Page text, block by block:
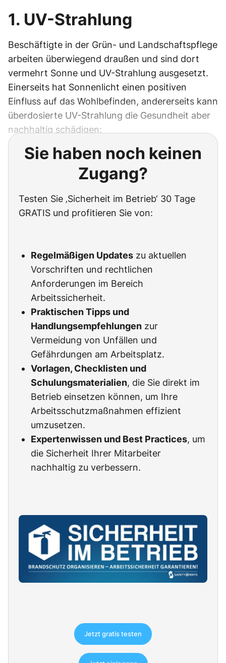
1. UV-Strahlung
Beschäftigte in der Grün- und Landschaftspflege
arbeiten überwiegend draußen und sind dort
vermehrt Sonne und UV-Strahlung ausgesetzt.
Einerseits hat Sonnenlicht einen positiven
Einfluss auf das Wohlbefinden, andererseits kann
überdosierte UV-Strahlung die Gesundheit aber
nachhaltig schädigen:
Sie haben noch keinen
Zugang?
Testen Sie ‚Sicherheit im Betrieb‘ 30 Tage
GRATIS und profitieren Sie von:
Regelmäßigen Updates zu aktuellen
Vorschriften und rechtlichen
Anforderungen im Bereich
Arbeitssicherheit.
Praktischen Tipps und
Handlungsempfehlungen zur
Vermeidung von Unfällen und
Gefährdungen am Arbeitsplatz.
Vorlagen, Checklisten und
Schulungsmaterialien, die Sie direkt im
Betrieb einsetzen können, um Ihre
Arbeitsschutzmaßnahmen effizient
umzusetzen.
Expertenwissen und Best Practices, um
die Sicherheit Ihrer Mitarbeiter
nachhaltig zu verbessern.
Jetzt gratis testen